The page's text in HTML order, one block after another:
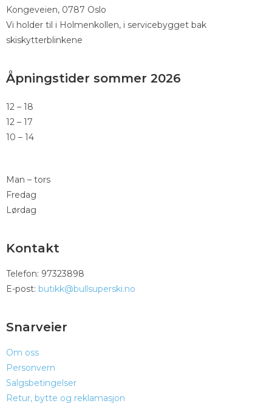
Kongeveien, 0787 Oslo
Vi holder til i Holmenkollen, i servicebygget bak
skiskytterblinkene
Åpningstider sommer 2026
12 – 18
12 – 17
10 – 14
Man – tors
Fredag
Lørdag
Kontakt
Telefon: 97323898
E-post: butikk@bullsuperski.no
Snarveier
Om oss
Personvern
Salgsbetingelser
Retur, bytte og reklamasjon